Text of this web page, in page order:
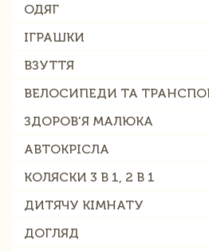
ОДЯГ
ІГРАШКИ
ВЗУТТЯ
ВЕЛОСИПЕДИ ТА
ЗДОРОВ'Я МАЛЮКА
АВТОКРІСЛА
КОЛЯСКИ 3 В 1, 2 В 1
ДИТЯЧУ КІМНАТУ
ДОГЛЯД